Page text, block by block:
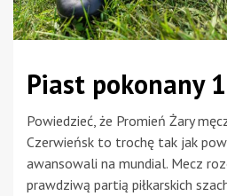
Piast pokonany
Powiedzieć, że Promień Żary
Czerwieńsk to trochę tak jak
awansowali na mundial. Mecz
prawdziwą partią piłkarskich